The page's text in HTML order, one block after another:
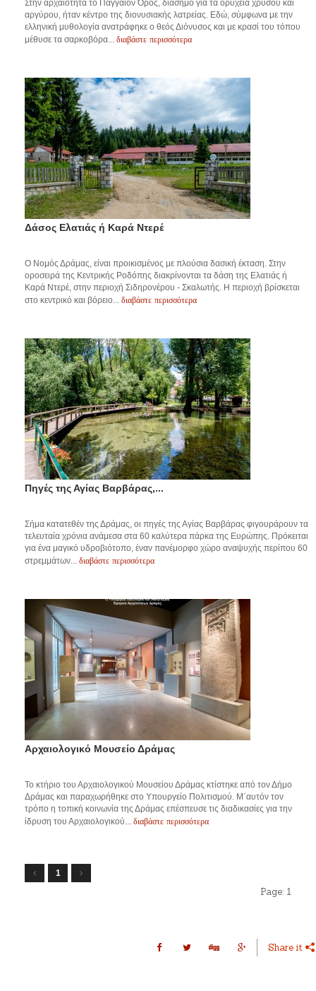
Στην αρχαιότητα το Παγγαίον Όρος, διάσημο για τα ορυχεία χρυσού και
αργύρου, ήταν κέντρο της διονυσιακής λατρείας. Εδώ, σύμφωνα με την
ελληνική μυθολογία ανατράφηκε ο θεός Διόνυσος και με κρασί του τόπου
μέθυσε τα σαρκοβόρα... διαβάστε περισσότερα
Δάσος Ελατιάς ή Καρά Ντερέ
Ο Νομός Δράμας, είναι προικισμένος με πλούσια δασική έκταση. Στην
οροσειρά της Κεντρικής Ροδόπης διακρίνονται τα δάση της Ελατιάς ή
Καρά Ντερέ, στην περιοχή Σιδηρονέρου - Σκαλωτής. Η περιοχή βρίσκεται
στο κεντρικό και βόρειο... διαβάστε περισσότερα
Πηγές της Αγίας Βαρβάρας,...
Σήμα κατατεθέν της Δράμας, οι πηγές της Αγίας Βαρβάρας φιγουράρουν τα
τελευταία χρόνια ανάμεσα στα 60 καλύτερα πάρκα της Ευρώπης. Πρόκειται
για ένα μαγικό υδροβιότοπο, έναν πανέμορφο χώρο αναψυχής περίπου 60
στρεμμάτων... διαβάστε περισσότερα
Αρχαιολογικό Μουσείο Δράμας
Το κτήριο του Αρχαιολογικού Μουσείου Δράμας κτίστηκε από τον Δήμο
Δράμας και παραχωρήθηκε στο Υπουργείο Πολιτισμού. Μ΄αυτόν τον
τρόπο η τοπική κοινωνία της Δράμας επέσπευσε τις διαδικασίες για την
ίδρυση του Αρχαιολογικού... διαβάστε περισσότερα
1
Page: 1
Share it